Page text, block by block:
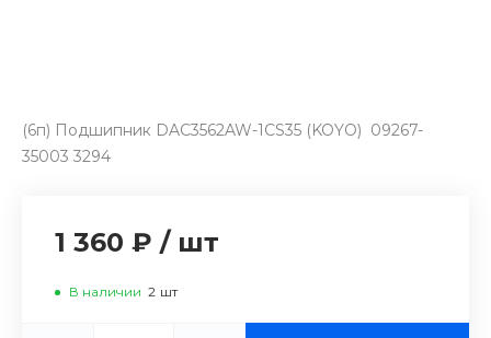
(6п) Подшипник DAC3562AW-1CS35 (KOYO) 09267-
35003 3294
1 360 ₽ / шт
В наличии 2 шт